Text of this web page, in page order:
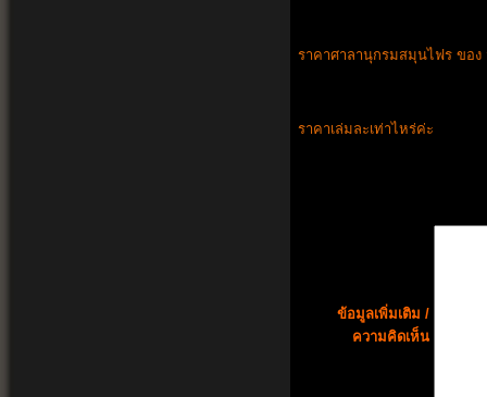
ราคาศาลานุกรมสมุนไฟร ขอ
ราคาเล่มละเท่าไหร่ค่ะ
ข้อมูลเพิ่มเติม /
ความคิดเห็น